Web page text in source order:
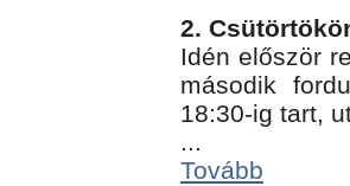
2.
Idén először
második
18:30-ig tart,
...
Tovább